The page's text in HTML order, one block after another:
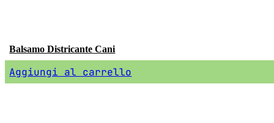
Balsamo Districante Cani
Aggiungi al carrello